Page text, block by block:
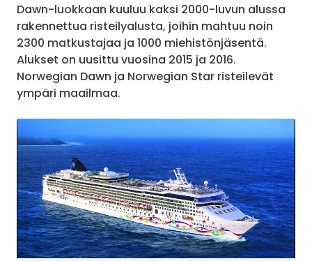
Dawn-luokkaan kuuluu kaksi 2000-luvun alussa
rakennettua risteilyalusta, joihin mahtuu noin
2300 matkustajaa ja 1000 miehistönjäsentä.
Alukset on uusittu vuosina 2015 ja 2016.
Norwegian Dawn ja Norwegian Star risteilevät
ympäri maailmaa.